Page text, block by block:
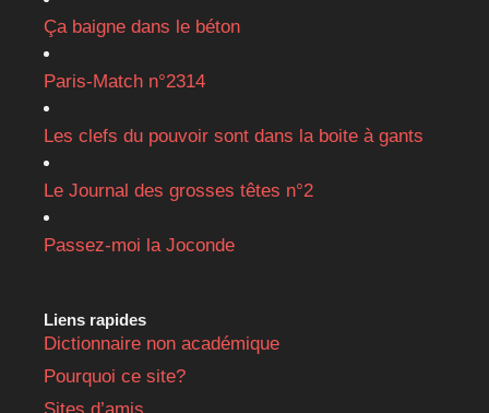
Ça baigne dans le béton
Paris-Match n°2314
Les clefs du pouvoir sont dans la boite à gants
Le Journal des grosses têtes n°2
Passez-moi la Joconde
Liens rapides
Dictionnaire non académique
Pourquoi ce site?
Sites d’amis